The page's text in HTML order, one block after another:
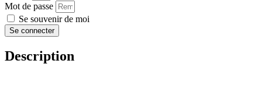
Mot de passe
Se souvenir de moi
Se connecter
Description